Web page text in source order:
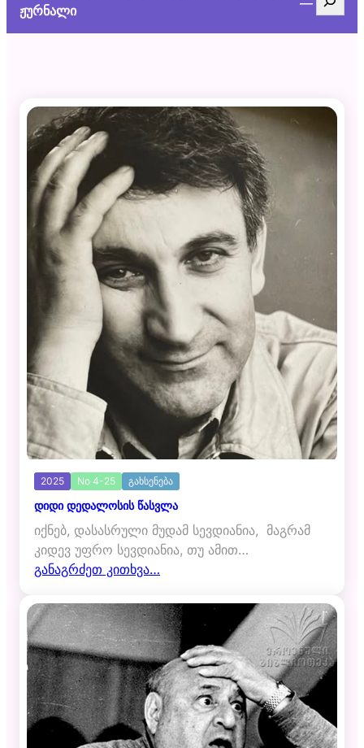
ჟურნალი
2025 No 4-25 გახსენება
დიდი დედალოსის წასვლა
იქნებ, დასასრული მუდამ სევდიანია, მაგრამ
კიდევ უფრო სევდიანია, თუ ამით…
განაგრძეთ კითხვა…